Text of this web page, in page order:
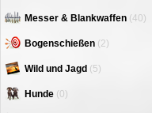
Messer & Blankwaffen (40)
Bogenschießen (2)
Wild und Jagd (5)
Hunde (0)